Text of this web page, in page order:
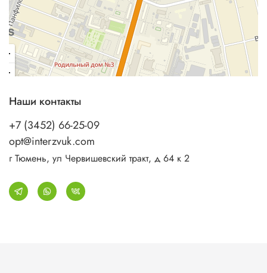
Наши контакты
+7 (3452) 66-25-09
opt@interzvuk.com
г Тюмень, ул Червишевский тракт, д 64 к 2